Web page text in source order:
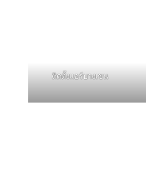
ติดตั้งแอร์บางเขน